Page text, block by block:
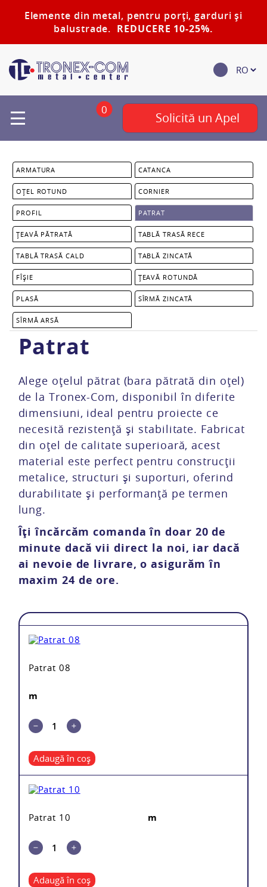
Elemente din metal, pentru porți, garduri și
balustrade. REDUCERE 10-25%.
0
Solicită un Apel
ARMATURA CATANCA
OȚEL ROTUND CORNIER
PROFIL PATRAT
ȚEAVĂ PĂTRATĂ TABLĂ TRASĂ RECE
TABLĂ TRASĂ CALD TABLĂ ZINCATĂ
FÎȘIE ȚEAVĂ ROTUNDĂ
PLASĂ SÎRMĂ ZINCATĂ
SÎRMĂ ARSĂ
Patrat
Alege oțelul pătrat (bara pătrată din oțel)
de la Tronex-Com, disponibil în diferite
dimensiuni, ideal pentru proiecte ce
necesită rezistență și stabilitate. Fabricat
din oțel de calitate superioară, acest
material este perfect pentru construcții
metalice, structuri și suporturi, oferind
durabilitate și performanță pe termen
lung.
Îți încărcăm comanda în doar 20 de
minute dacă vii direct la noi, iar dacă
ai nevoie de livrare, o asigurăm în
maxim 24 de ore.
Patrat 08
m
Adaugă în coș
Patrat 10 m
Adaugă în coș
Total